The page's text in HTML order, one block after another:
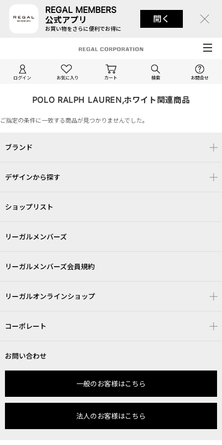
REGAL MEMBERS
公式アプリ
お買い物をさらに便利でお得に
開く
ログイン お気に入り カート 検索 お問合せ
POLO RALPH LAUREN,ホワイト関連商品
ご指定の条件に一致する商品が見つかりませんでした。
ブランド
デザインから探す
ショップリスト
リーガルメンバーズ
リーガルメンバーズ会員規約
リーガルオンラインショップ
コーポレート
お問い合わせ
一般のお客様はこちら
法人のお客様はこちら